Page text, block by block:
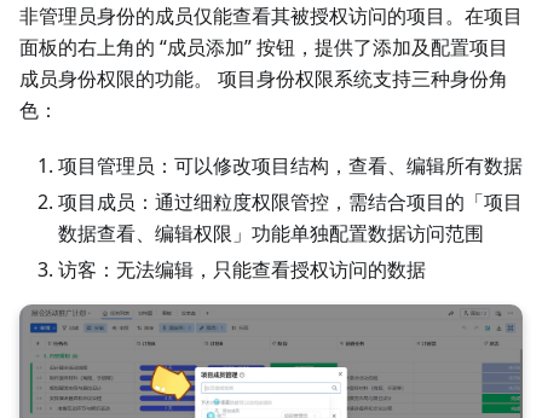
非管理员身份的成员仅能查看其被授权访问的项目。在项目
面板的右上角的 “成员添加” 按钮，提供了添加及配置项目
成员身份权限的功能。 项目身份权限系统支持三种身份角
色：
项目管理员：可以修改项目结构，查看、编辑所有数据
项目成员：通过细粒度权限管控，需结合项目的「项目
数据查看、编辑权限」功能单独配置数据访问范围
访客：无法编辑，只能查看授权访问的数据